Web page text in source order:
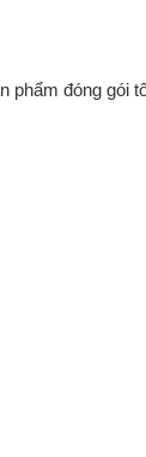
phẩm đóng gói